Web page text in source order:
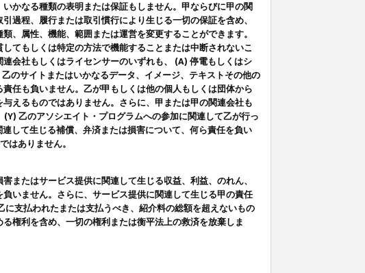
かなる種類の表明または保証もしません。甲ならびに甲の関
過程、履行または取引慣行により生じる一切の保証を含め、
、属性、機能、範囲または運営を変更することができます。
てもしくは特定の方法で機能することまたは中断されないこ
会社もしくはライセンサーのいずれも、 (A) 停電もしくはシ
のサイトまたはいかなるデータ、イメージ、テキストその他の
任も負いません。乙が甲もしくは他の個人もしくは団体から
えるものではありません。さらに、甲または甲の関連会社も
乙のアソシエイト・プログラムへの参加に関連して乙が行っ
して生じる補償、弁済または損害について、何ら責任を負い
はありません。
またはサービス提供に関連して生じる収益、利益、のれん、
いません。さらに、サービス提供に関連して生じる甲の責任
支払われたまたは支払うべき、紹介料の総額を超えないもの
権利を含め、一切の権利または衡平法上の救済を放棄しま